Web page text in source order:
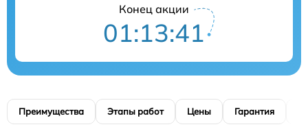
Конец акции
01:13:40
Преимущества Этапы работ Цены Гарантия